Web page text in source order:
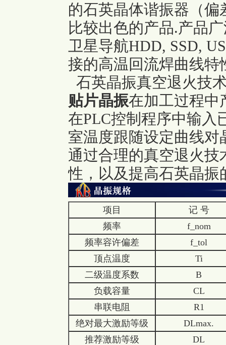
的石英晶体谐振器（
比较出色的产品.产品
卫星导航HDD, SSD,
接的高温回流焊曲线特
石英晶振真空退火技
贴片晶振在加工过程中
在PLC控制程序中输入
室温度跟随设定曲线
通过合理的真空退火
性，以及提高石英晶振
项目
记 号
频率
f_nom
频率容许偏差
f_tol
顶点温度
Ti
二级温度系数
B
负载容量
CL
串联电阻
R1
绝对最大激励等级
DLmax.
推荐激励等级
DL